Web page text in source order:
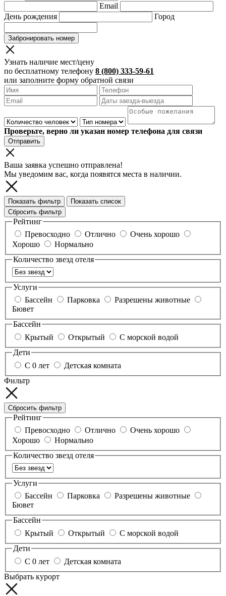
Email
День рождения
Город
Забронировать номер
Узнать наличие мест/цену
по бесплатному телефону 8 (800) 333-59-61
или заполните форму обратной связи
Проверьте, верно ли указан номер телефона для связи
Отправить
Ваша заявка успешно отправлена!
Мы уведомим вас, когда появятся места в наличии.
Показать фильтр
Показать список
Сбросить фильтр
Рейтинг
Превосходно
Отлично
Очень хорошо
Хорошо
Нормально
Количество звезд отеля
Услуги
Бассейн
Парковка
Разрешены животные
Бювет
Бассейн
Крытый
Открытый
С морской водой
Дети
С 0 лет
Детская комната
Фильтр
Сбросить фильтр
Рейтинг
Превосходно
Отлично
Очень хорошо
Хорошо
Нормально
Количество звезд отеля
Услуги
Бассейн
Парковка
Разрешены животные
Бювет
Бассейн
Крытый
Открытый
С морской водой
Дети
С 0 лет
Детская комната
Выбрать курорт